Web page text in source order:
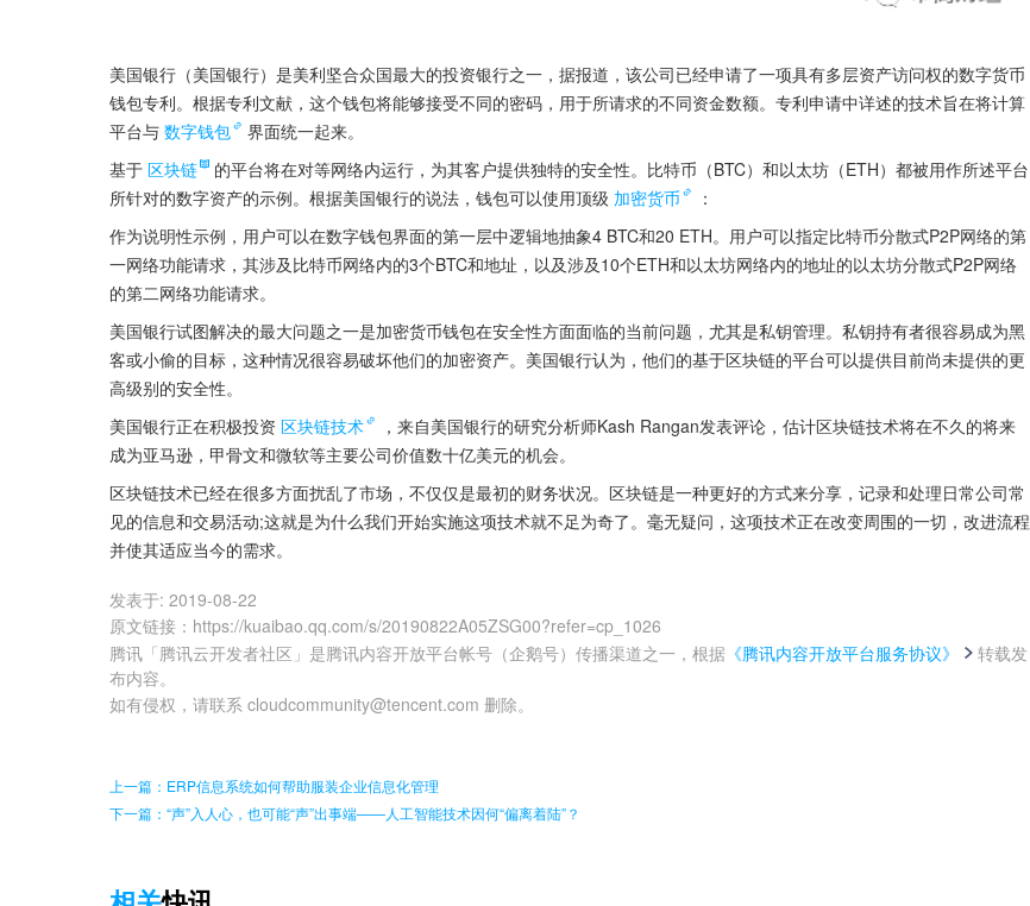
美国银行（美国银行）是美利坚合众国最大的投资银行之一，据报道，该公司已经申请了一项具有多层资产访问权的数字货币
钱包专利。根据专利文献，这个钱包将能够接受不同的密码，用于所请求的不同资金数额。专利申请中详述的技术旨在将计算
平台与 数字钱包
界面统一起来。
基于 区块链
的平台将在对等网络内运行，为其客户提供独特的安全性。比特币（BTC）和以太坊（ETH）都被用作所述平台
所针对的数字资产的示例。根据美国银行的说法，钱包可以使用顶级 加密货币
：
作为说明性示例，用户可以在数字钱包界面的第一层中逻辑地抽象4 BTC和20 ETH。用户可以指定比特币分散式P2P网络的第
一网络功能请求，其涉及比特币网络内的3个BTC和地址，以及涉及10个ETH和以太坊网络内的地址的以太坊分散式P2P网络
的第二网络功能请求。
美国银行试图解决的最大问题之一是加密货币钱包在安全性方面面临的当前问题，尤其是私钥管理。私钥持有者很容易成为黑
客或小偷的目标，这种情况很容易破坏他们的加密资产。美国银行认为，他们的基于区块链的平台可以提供目前尚未提供的更
高级别的安全性。
美国银行正在积极投资 区块链技术
，来自美国银行的研究分析师Kash Rangan发表评论，估计区块链技术将在不久的将来
成为亚马逊，甲骨文和微软等主要公司价值数十亿美元的机会。
区块链技术已经在很多方面扰乱了市场，不仅仅是最初的财务状况。区块链是一种更好的方式来分享，记录和处理日常公司常
见的信息和交易活动;这就是为什么我们开始实施这项技术就不足为奇了。毫无疑问，这项技术正在改变周围的一切，改进流程
并使其适应当今的需求。
发表于: 2019-08-22
原文链接 ： https://kuaibao.qq.com/s/20190822A05ZSG00?refer=cp_1026
腾讯「腾讯云开发者社区」是腾讯内容开放平台帐号（企鹅号）传播渠道之一，根据 《腾讯内容开放平台服务协议》
转载发
布内容。
如有侵权，请联系 cloudcommunity@tencent.com 删除。
上一篇：ERP信息系统如何帮助服装企业信息化管理
下一篇：“声”入人心，也可能“声”出事端——人工智能技术因何“偏离着陆”？